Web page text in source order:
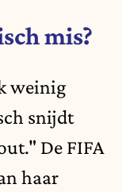
mis?
weinig
snijdt
De FIFA
haar